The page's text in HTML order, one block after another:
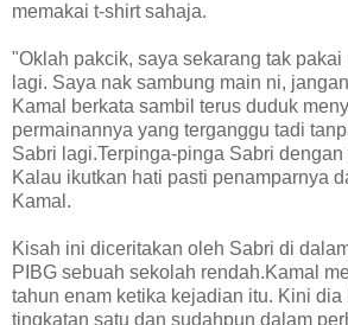
memakai t-shirt sahaja.
"Oklah pakcik, saya sekarang tak pakai
lagi. Saya nak sambung main ni,
Kamal berkata sambil terus duduk
permainannya yang terganggu tadi
Sabri lagi.Terpinga-pinga Sabri
Kalau ikutkan hati pasti penamparnya
Kamal.
Kisah ini diceritakan oleh Sabri di
PIBG sebuah sekolah rendah.Kamal
tahun enam ketika kejadian itu. Kini
tingkatan satu dan sudahpun dalam